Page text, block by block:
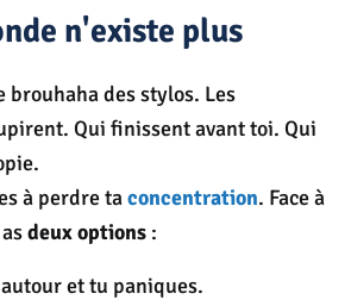
n'existe plus
brouhaha des stylos. Les
Qui finissent avant toi. Qui
à perdre taconcentration. Face à
deux options :
et tu paniques.